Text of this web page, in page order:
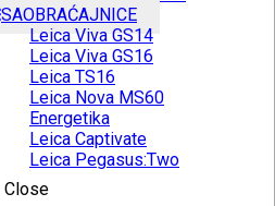
SAOBRAĆAJNICE
Leica Viva GS14
Leica Viva GS16
Leica TS16
Leica Nova MS60
Energetika
Leica Captivate
Leica Pegasus:Two
Close